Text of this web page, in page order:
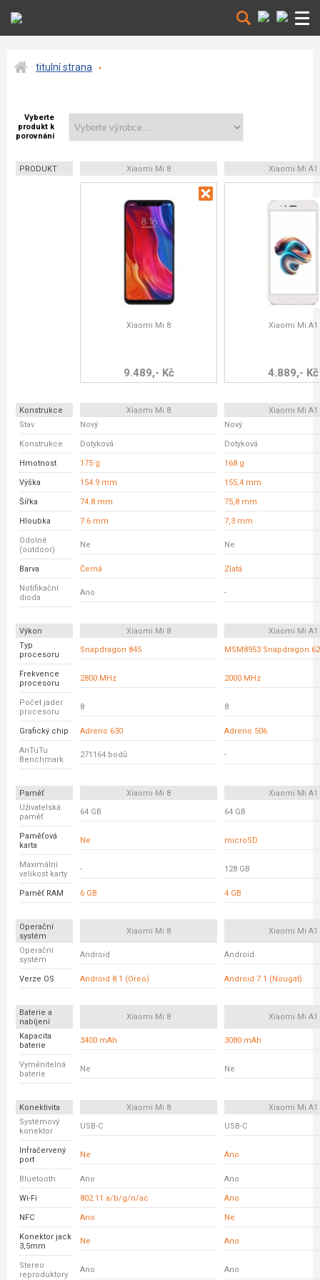
titulní strana
Vyberte
produkt k
porovnání
PRODUKT Xiaomi Mi 8 Xiaomi Mi A1
Xiaomi Mi 8
9.489,- Kč
Xiaomi Mi A1
4.889,- Kč
Konstrukce Xiaomi Mi 8
Xiaomi Mi A1
Stav
Nový Nový
Konstrukce Dotyková Dotyková
Hmotnost 175 g 168 g
Výška 154.9 mm 155,4 mm
Šířka 74.8 mm 75,8 mm
Hloubka 7.6 mm 7,3 mm
Odolné
(outdoor)
Ne Ne
Barva Černá Zlatá
Notifikační
dioda
Ano -
Výkon Xiaomi Mi 8
Xiaomi Mi A1
Typ
procesoru
Snapdragon 845 MSM8953 Snapdragon
Frekvence
procesoru
2800 MHz 2000 MHz
Počet jader
procesoru
8 8
Grafický chip Adreno 630 Adreno 506
AnTuTu
Benchmark
271164 bodů -
Paměť Xiaomi Mi 8
Xiaomi Mi A1
Uživatelská
paměť
64 GB 64 GB
Paměťová
karta
Ne microSD
Maximální
velikost karty
- 128 GB
Paměť RAM 6 GB 4 GB
Operační
systém
Xiaomi Mi 8 Xiaomi Mi A1
Operační
systém
Android Android
Verze OS Android 8.1 (Oreo) Android 7.1 (Nougat)
Baterie a
nabíjení
Xiaomi Mi 8 Xiaomi Mi A1
Kapacita
baterie
3400 mAh 3080 mAh
Vyměnitelná
baterie
Ne Ne
Konektivita Xiaomi Mi 8
Xiaomi Mi A1
Systémový
konektor
USB-C USB-C
Infračervený
port
Ne Ano
Bluetooth Ano Ano
Wi-Fi 802.11 a/b/g/n/ac Ano
NFC Ano Ne
Konektor jack
3,5mm
Ne Ano
Stereo
reproduktory
Ano Ano